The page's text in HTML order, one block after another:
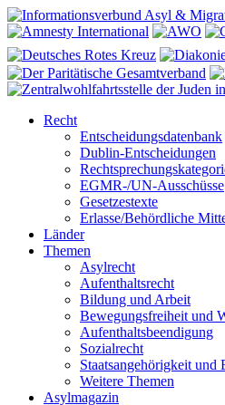
Recht
Entscheidungsdatenbank
Dublin-Entscheidungen
EGMR-/UN-Ausschüsse
Gesetzestexte
Erlasse/Behördliche
Länder
Themen
Asylrecht
Aufenthaltsrecht
Bildung und Arbeit
Bewegungsfreiheit und
Aufenthaltsbeendigung
Sozialrecht
Staatsangehörigkeit und
Weitere Themen
Asylmagazin